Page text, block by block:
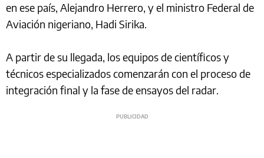
en ese país, Alejandro Herrero, y el ministro Federal de
Aviación nigeriano, Hadi Sirika.
A partir de su llegada, los equipos de científicos y
técnicos especializados comenzarán con el proceso de
integración final y la fase de ensayos del radar.